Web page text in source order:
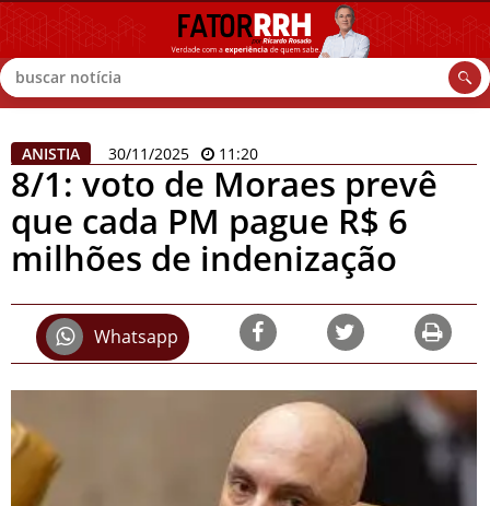
Buscar
ANISTIA 30/11/2025 11:20
8/1: voto de Moraes prevê
que cada PM pague R$ 6
milhões de indenização
Whatsapp